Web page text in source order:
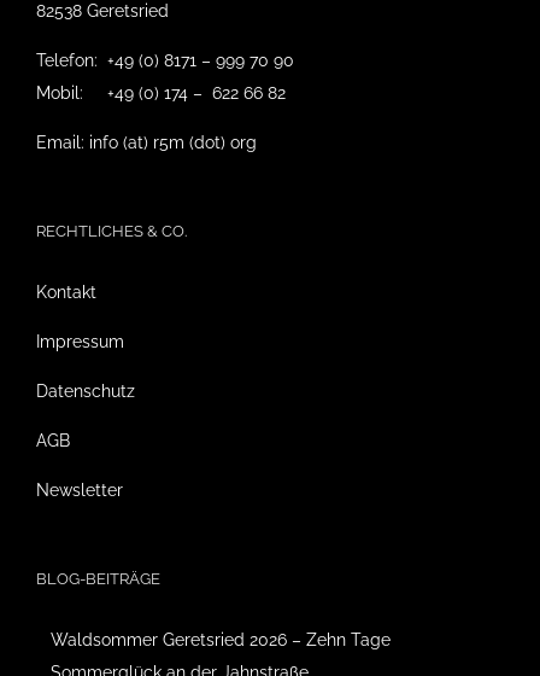
82538 Geretsried
Telefon: +49 (0) 8171 – 999 70 90
Mobil: +49 (0) 174 – 622 66 82
Email: info (at) r5m (dot) org
RECHTLICHES & CO.
Kontakt
Impressum
Datenschutz
AGB
Newsletter
BLOG-BEITRÄGE
Waldsommer Geretsried 2026 – Zehn Tage